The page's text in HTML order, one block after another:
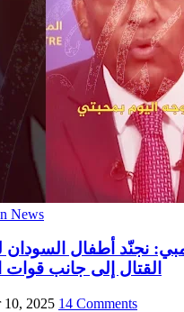
News
نجنّد أطفال
القتال إلى جانب قوات
10, 2025 14 Comments